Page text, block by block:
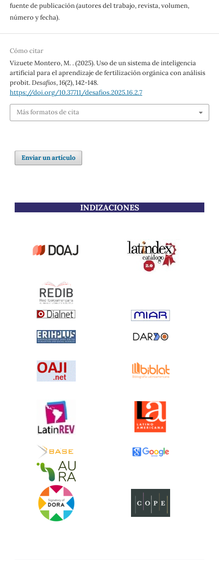
fuente de publicación (autores del trabajo, revista, volumen,
número y fecha).
Cómo citar
Vizuete Montero, M. . (2025). Uso de un sistema de inteligencia
artificial para el aprendizaje de fertilización orgánica con análisis
probit.Desafíos,16(2), 142-148.
https://doi.org/10.37711/desafios.2025.16.2.7
Más formatos de cita
Enviar un artículo
INDIZACIONES